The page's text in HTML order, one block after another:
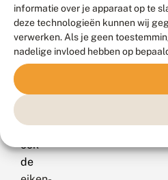
informatie over je apparaat op te
deze technologieën kunnen wij
verwerken. Als je geen
nadelige invloed hebben op
wat
dikker
en
groter
aantal
Zie
ook
de